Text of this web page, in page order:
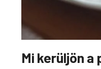
Mi kerüljön